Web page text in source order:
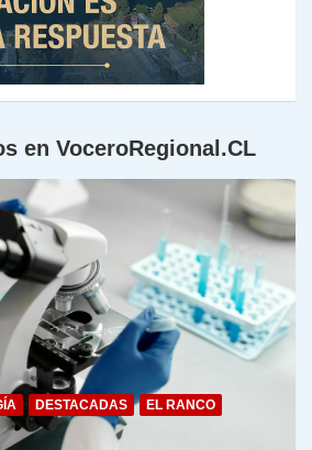
en VoceroRegional.CL
DESTACADAS
EL RANCO